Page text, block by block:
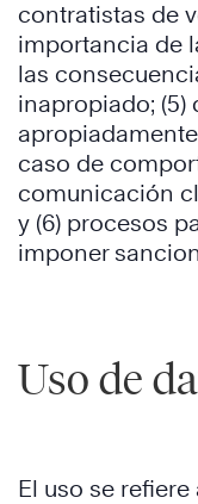
contratistas de
importancia de
las
inapropiado; (5)
caso de
comunicación
y (6) procesos
imponer
Uso de
El uso se